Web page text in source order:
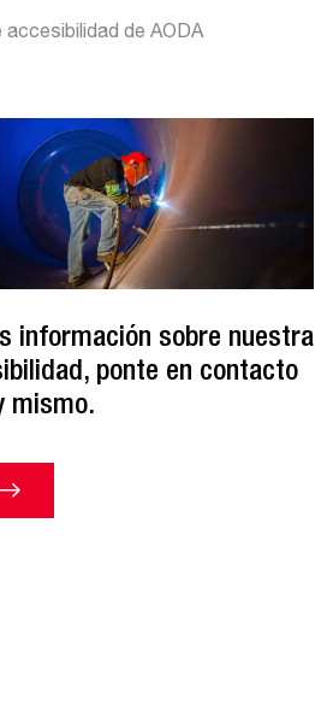
accesibilidad de AODA
información sobre nuestra
ponte en contacto
mismo.